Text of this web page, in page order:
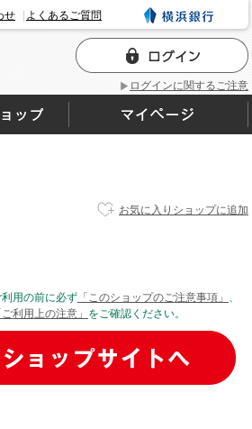
ログインに関するご注意
せ よくあるご質問
お気に入りショップに追加
利用の前に必ず 「このショップのご注意事項」 、
ご利用上の注意」 をご確認ください。